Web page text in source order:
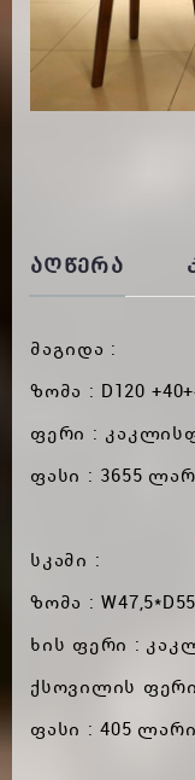
ᲐᲦᲬᲔᲠᲐ
მაგიდა :
ზომა : D120
ფერი :
ფასი : 3655
სკამი :
ზომა :
ხის ფერი :
ქსოვილის
ფასი : 405